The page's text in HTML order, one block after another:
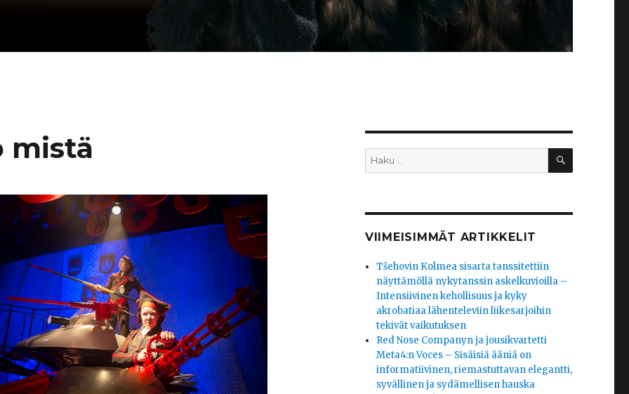
mistä Etsi: HAKU
VIIMEISIMMÄT ARTIKKELIT
Tšehovin Kolmea sisarta tanssitettiin
näyttämöllä nykytanssin askelkuvioilla –
Intensiivinen kehollisuus ja kyky
akrobatiaa lähenteleviin liikesarjoihin
tekivät vaikutuksen
Red Nose Companyn ja jousikvartetti
Meta4:n Voces – Sisäisiä ääniä on
informatiivinen, riemastuttavan elegantti,
syvällinen ja sydämellisen hauska